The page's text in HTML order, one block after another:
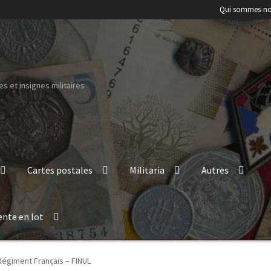
Qui sommes-
et insignes militaires
Cartes postales Militaria Autres
en lot
Français – FINUL